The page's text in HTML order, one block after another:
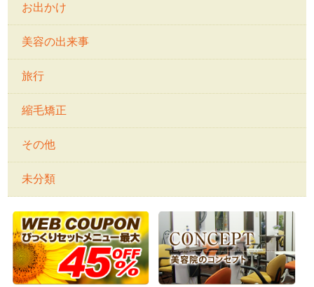
お出かけ
美容の出来事
旅行
縮毛矯正
その他
未分類